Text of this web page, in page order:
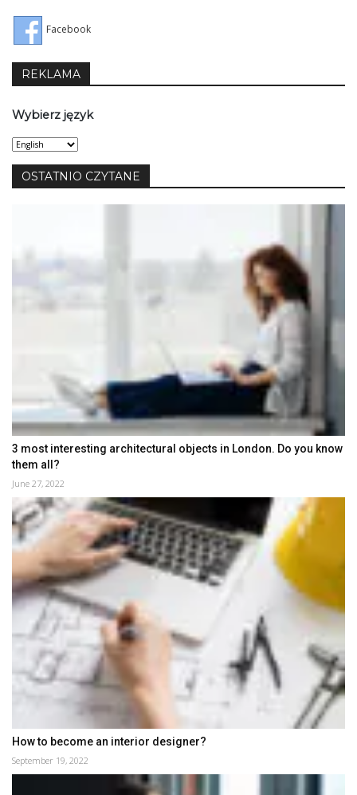
Facebook
REKLAMA
Wybierz język
Wybierz
język
OSTATNIO CZYTANE
3 most interesting architectural objects in London. Do you know
them all?
June 27, 2022
How to become an interior designer?
September 19, 2022